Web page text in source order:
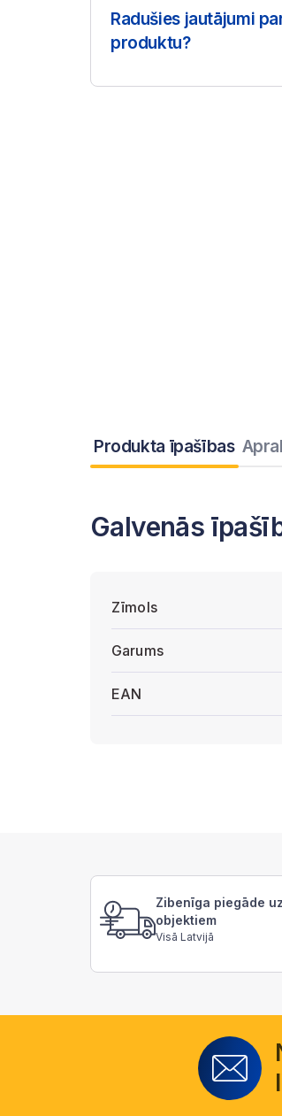
Radušies jautājumi
produktu?
Produkta īpašības
Galvenās
Zīmols
Garums
EAN
Zibenīga piegāde uz
objektiem
Visā Latvijā